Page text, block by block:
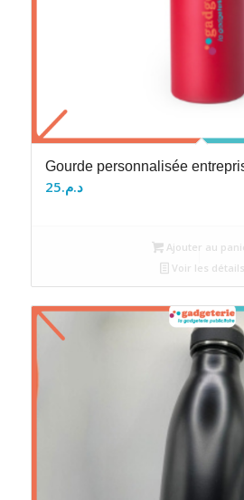
Gourde personnalisée
د.م.25
Ajouter au
Voir les détails